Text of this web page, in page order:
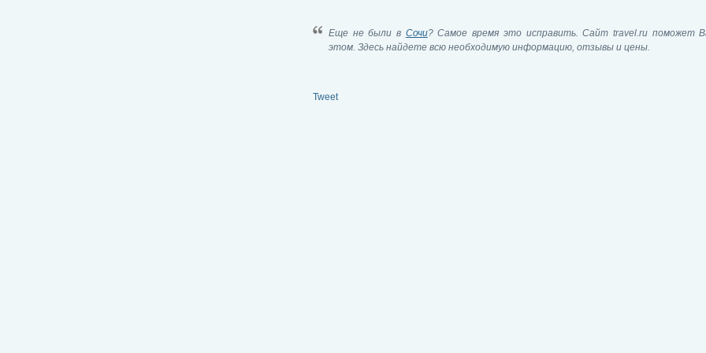
Еще не были в Сочи? Самое время это исправить. Сайт travel.ru поможет
этом. Здесь найдете всю необходимую информацию, отзывы и цены.
Tweet